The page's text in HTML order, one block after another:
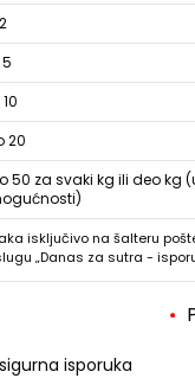
20
50 za svaki kg ili deo kg
isključivo na šalteru
„Danas za sutra -
isporuka